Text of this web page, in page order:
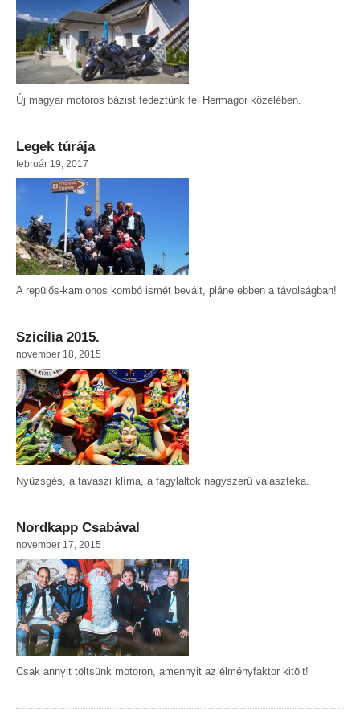
Új magyar motoros bázist fedeztünk fel Hermagor közelében.
Legek túrája
február 19, 2017
A repülős-kamionos kombó ismét bevált, pláne ebben a távolságban!
Szicília 2015.
november 18, 2015
Nyüzsgés, a tavaszi klíma, a fagylaltok nagyszerű választéka.
Nordkapp Csabával
november 17, 2015
Csak annyit töltsünk motoron, amennyit az élményfaktor kitölt!